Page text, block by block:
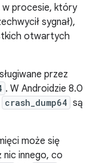
procesie, który
sygnał),
otwartych
przez
. W Androidzie 8.0
crash_dump64 są
może się
nic innego, co